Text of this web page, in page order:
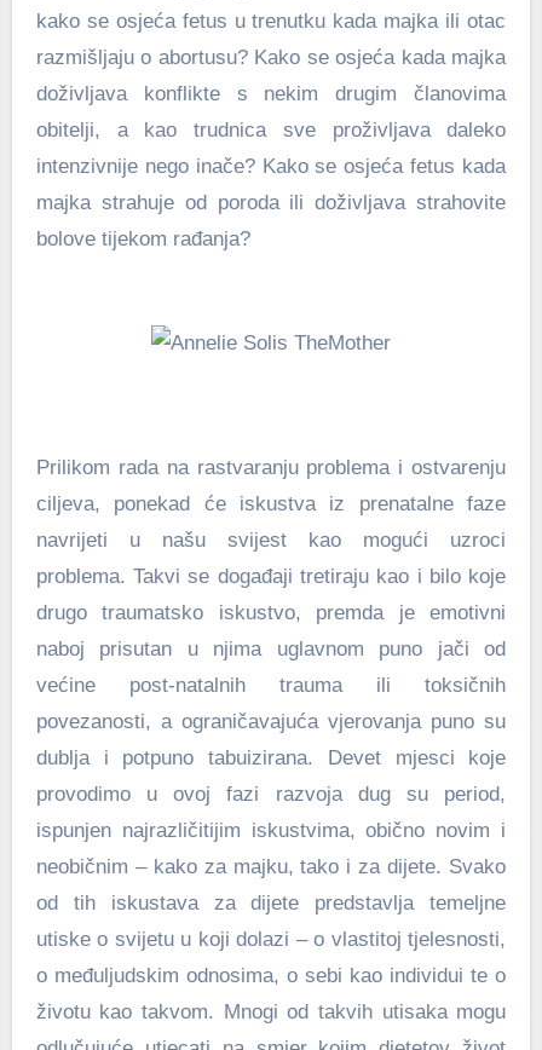
kako se osjeća fetus u trenutku kada majka ili otac
razmišljaju o abortusu? Kako se osjeća kada majka
doživljava konflikte s nekim drugim članovima
obitelji, a kao trudnica sve proživljava daleko
intenzivnije nego inače? Kako se osjeća fetus kada
majka strahuje od poroda ili doživljava strahovite
bolove tijekom rađanja?
Prilikom rada na rastvaranju problema i ostvarenju
ciljeva, ponekad će iskustva iz prenatalne faze
navrijeti u našu svijest kao mogući uzroci
problema. Takvi se događaji tretiraju kao i bilo koje
drugo traumatsko iskustvo, premda je emotivni
naboj prisutan u njima uglavnom puno jači od
većine post-natalnih trauma ili toksičnih
povezanosti, a ograničavajuća vjerovanja puno su
dublja i potpuno tabuizirana. Devet mjesci koje
provodimo u ovoj fazi razvoja dug su period,
ispunjen najrazličitijim iskustvima, obično novim i
neobičnim – kako za majku, tako i za dijete. Svako
od tih iskustava za dijete predstavlja temeljne
utiske o svijetu u koji dolazi – o vlastitoj tjelesnosti,
o međuljudskim odnosima, o sebi kao individui te o
životu kao takvom. Mnogi od takvih utisaka mogu